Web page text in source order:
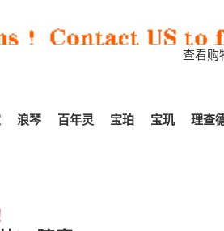
查看购
浪琴 百年灵 宝珀 宝玑 理查